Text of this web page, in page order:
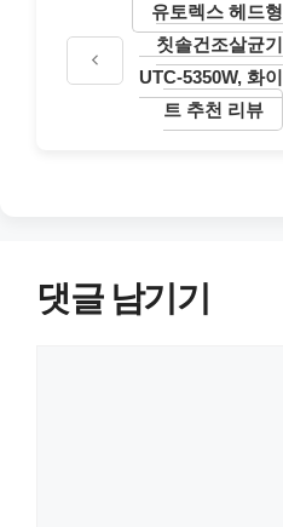
유토렉스 헤드형
칫솔건조살균기
UTC-5350W, 화이
트 추천 리뷰
댓글 남기기